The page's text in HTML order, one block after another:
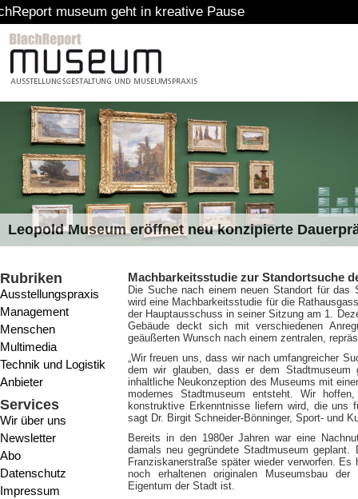
geht in kreative Pause
Leopold Museum eröffnet neu konzipierte
Rubriken
Ausstellungspraxis
Management
Menschen
Multimedia
Technik und Logistik
Anbieter
Services
Wir über uns
Newsletter
Abo
Datenschutz
Impressum
Machbarkeitsstudie zur Standortsuche
Die Suche nach einem neuen Standort für das
wird eine Machbarkeitsstudie für die
der Hauptausschuss in seiner Sitzung am 1.
Gebäude deckt sich mit verschiedenen
geäußerten Wunsch nach einem zentralen,
„Wir freuen uns, dass wir nach umfangreicher
dem wir glauben, dass er dem
inhaltliche Neukonzeption des Museums mit
modernes Stadtmuseum entsteht. Wir
konstruktive Erkenntnisse liefern wird, die uns
sagt Dr. Birgit Schneider-Bönninger, Sport- und
Bereits in den 1980er Jahren war eine
damals neu gegründete Stadtmuseum
Franziskanerstraße später wieder verworfen.
noch erhaltenen originalen Museumsbau
Eigentum der Stadt ist.